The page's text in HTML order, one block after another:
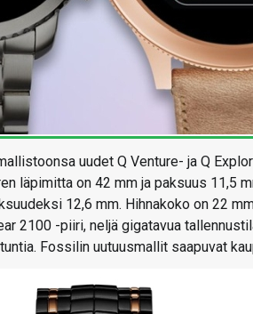
uudet Q Venture- ja Q
läpimitta on 42 mm ja paksuus 11,5
12,6 mm. Hihnakoko on 22
2100 -piiri, neljä gigatavua
Fossilin uutuusmallit saapuvat